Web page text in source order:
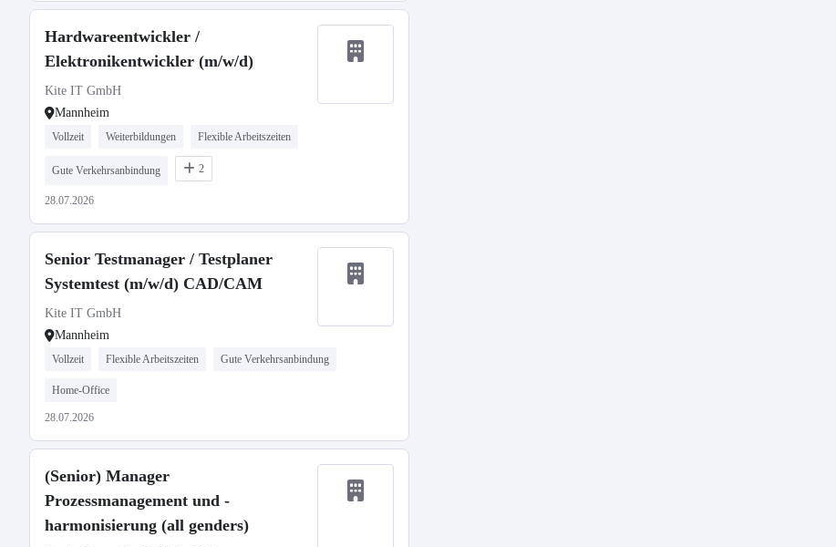
Hardwareentwickler /
Elektronikentwickler (m/w/d)
Kite IT GmbH
Mannheim
Vollzeit Weiterbildungen Flexible Arbeitszeiten
Gute Verkehrsanbindung 2
28.07.2026
Senior Testmanager / Testplaner
Systemtest (m/w/d) CAD/CAM
Kite IT GmbH
Mannheim
Vollzeit Flexible Arbeitszeiten Gute Verkehrsanbindung
Home-Office
28.07.2026
(Senior) Manager
Prozessmanagement und -
harmonisierung (all genders)